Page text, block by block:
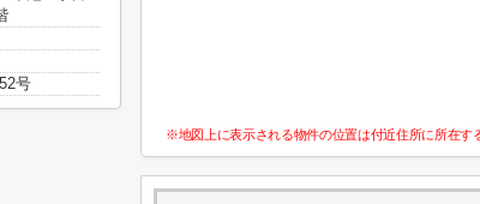
※地図上に表示される物件の位置は付近住所に所在す
号